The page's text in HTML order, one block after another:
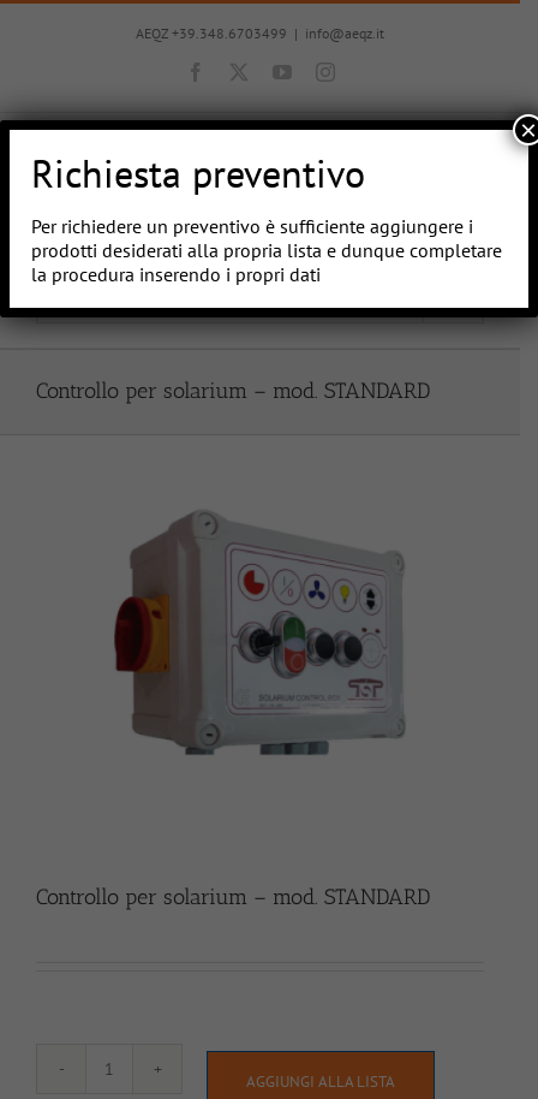
Salta
AEQZ +39.348.6703499 | info@aeqz.it
Facebook YouTubeInstagram
Vai a...
Controllo per solarium – mod. STANDARD
Controllo per solarium – mod. STANDARD
Controllo
AGGIUNGI ALLA LISTA
Richiesta preventivo
Per richiedere un preventivo è sufficiente aggiungere i
prodotti desiderati alla propria lista e dunque completare
la procedura inserendo i propri dati
×